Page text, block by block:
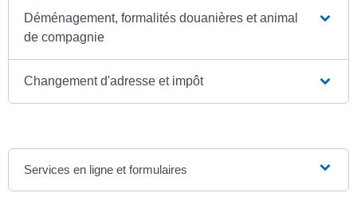
Déménagement, formalités douanières et animal
de compagnie
Changement d'adresse et impôt
Services en ligne et formulaires